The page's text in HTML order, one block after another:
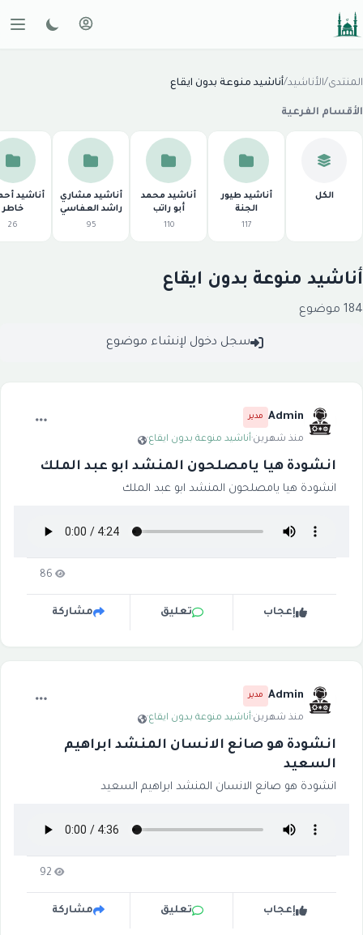
/الأناشيد/أناشيد منوعة بدون ايقاع
الفرعية
الكل
أناشيد طيور
الجنة
117
أناشيد محمد
أبو راتب
110
أناشيد مشاري
راشد العفاسي
95
أناشيد
خاطر
26
منوعة بدون ايقاع
موضوع
سجل دخول لإنشاء موضوع
Admin مدير
منذ شهرين·أناشيد منوعة بدون ايقاع·
انشودة هيا يامصلحون المنشد ابو عبد الملك
انشودة هيا يامصلحون المنشد ابو عبد الملك
86
إعجاب تعليق مشاركة
Admin مدير
منذ شهرين·أناشيد منوعة بدون ايقاع·
انشودة هو صانع الانسان المنشد ابراهيم
السعيد
انشودة هو صانع الانسان المنشد ابراهيم السعيد
92
إعجاب تعليق مشاركة